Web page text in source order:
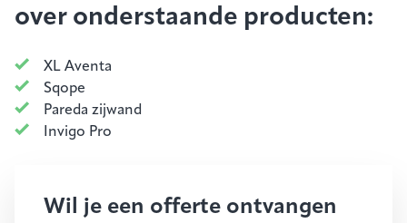
over onderstaande producten:
XL Aventa
Sqope
Pareda zijwand
Invigo Pro
Wil je een offerte ontvangen